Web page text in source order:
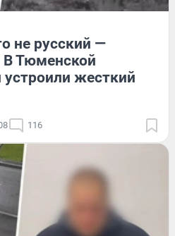
не русский —
В Тюменской
устроили жесткий
116